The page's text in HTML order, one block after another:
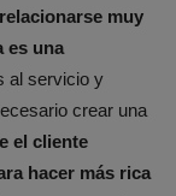
muy
es una
al servicio y
crear una
el cliente
hacer más rica